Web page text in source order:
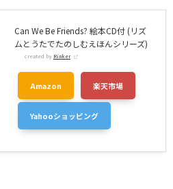
Can We Be Friends? 絵本CD付 (リズ
ムとうたでたのしむえほんシリーズ)
created by Rinker
Amazon 楽天市場
Yahooショッピング